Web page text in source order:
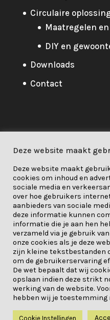
Circulaire
Maatregelen
DIY en
Downloads
Contact
Privacybeleid/
About Me
Dit project
het
2020 van de
Deze website maakt
Deze website maakt
cookies om inhoud en
sociale media en
over hoe gebruikers
aanbieders van sociale
deze informatie kunnen
informatie die je aan hen
verzameld via je gebruik
onze cookies als je deze
zijn kleine tekstbestanden
om de gebruikerservaring
De wet bepaalt dat wij
opslaan indien deze strikt
werking van de website.
hebben wij je toestemming
Cookie Instellingen